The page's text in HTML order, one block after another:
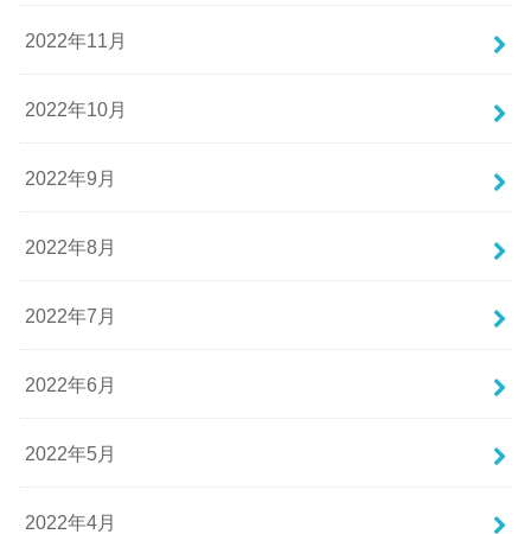
2022年11月
2022年10月
2022年9月
2022年8月
2022年7月
2022年6月
2022年5月
2022年4月